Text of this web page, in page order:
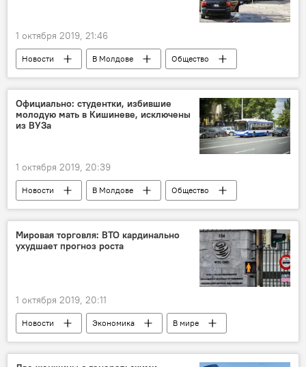
1 октября 2019, 21:46
Новости В Молдове Общество
Официально: студентки, избившие
молодую мать в Кишиневе, исключены
из ВУЗа
1 октября 2019, 20:39
Новости В Молдове Общество
Мировая торговля: ВТО кардинально
ухудшает прогноз роста
1 октября 2019, 20:11
Новости Экономика В мире